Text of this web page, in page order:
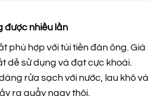
được nhiều lần
phù hợp với túi tiền đàn ông. Giá
dễ sử dụng và đạt cực khoái.
rửa sạch với nước, lau khô và
ra quẩy ngay thôi.